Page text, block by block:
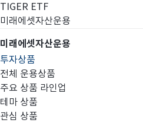
TIGER ETF
미래에셋자산운용
미래에셋자산운용
투자상품
전체 운용상품
주요 상품 라인업
테마 상품
관심 상품